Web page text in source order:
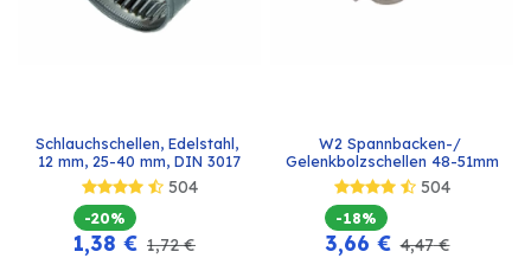
Schlauchschellen, Edelstahl,
12 mm, 25-40 mm, DIN 3017
504
-20%
1,38 € 1,72€
W2 Spannbacken-/
Gelenkbolzschellen 48-51mm
504
-18%
3,66 € 4,47€